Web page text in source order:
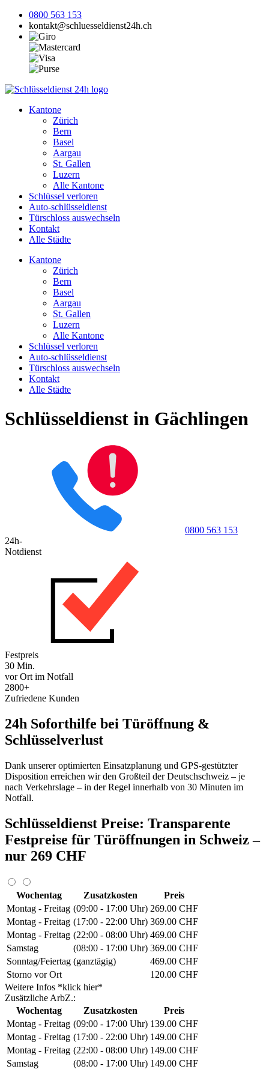
0800 563 153
kontakt@schluesseldienst24h.ch
Kantone
Zürich
Bern
Basel
Aargau
St. Gallen
Luzern
Alle Kantone
Schlüssel verloren
Auto-schlüsseldienst
Türschloss auswechseln
Kontakt
Alle Städte
Kantone
Zürich
Bern
Basel
Aargau
St. Gallen
Luzern
Alle Kantone
Schlüssel verloren
Auto-schlüsseldienst
Türschloss auswechseln
Kontakt
Alle Städte
Schlüsseldienst in Gächlingen
0800 563 153
24h-
Notdienst
Festpreis
30 Min.
vor Ort im Notfall
2800+
Zufriedene Kunden
24h Soforthilfe bei Türöffnung &
Schlüsselverlust
Dank unserer optimierten Einsatzplanung und GPS-gestützter
Disposition erreichen wir den Großteil der Deutschschweiz – je
nach Verkehrslage – in der Regel innerhalb von 30 Minuten im
Notfall.
Schlüsseldienst Preise: Transparente
Festpreise für Türöffnungen in Schweiz –
nur 269 CHF
Wochentag Zusatzkosten
Preis
Montag - Freitag (09:00 - 17:00 Uhr) 269.00 CHF
Montag - Freitag (17:00 - 22:00 Uhr) 369.00 CHF
Montag - Freitag (22:00 - 08:00 Uhr) 469.00 CHF
Samstag
(08:00 - 17:00 Uhr) 369.00 CHF
Sonntag/Feiertag (ganztägig)
469.00 CHF
Storno vor Ort
120.00 CHF
Weitere Infos *klick hier*
Zusätzliche ArbZ.:
Wochentag
Zusatzkosten
Preis
Montag - Freitag (09:00 - 17:00 Uhr) 139.00 CHF
Montag - Freitag (17:00 - 22:00 Uhr) 149.00 CHF
Montag - Freitag (22:00 - 08:00 Uhr) 149.00 CHF
Samstag
(08:00 - 17:00 Uhr) 149.00 CHF